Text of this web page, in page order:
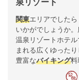
泉リゾート
関東エリアでした
いかがでしょうか
温泉リゾートホテ
まれる広くゆった
豊富なバイキング料